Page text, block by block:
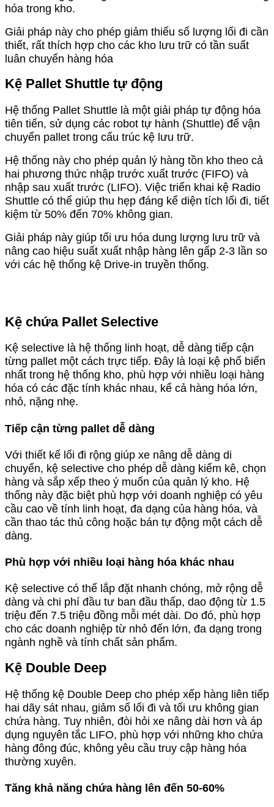
hóa trong kho.
Giải pháp này cho phép giảm thiểu số lượng lối đi cần
thiết, rất thích hợp cho các kho lưu trữ có tần suất
luân chuyển hàng hóa
Kệ Pallet Shuttle tự động
Hệ thống Pallet Shuttle là một giải pháp tự động hóa
tiên tiến, sử dụng các robot tự hành (Shuttle) để vận
chuyển pallet trong cấu trúc kệ lưu trữ.
Hệ thống này cho phép quản lý hàng tồn kho theo cả
hai phương thức nhập trước xuất trước (FIFO) và
nhập sau xuất trước (LIFO). Việc triển khai kệ Radio
Shuttle có thể giúp thu hẹp đáng kể diện tích lối đi, tiết
kiệm từ 50% đến 70% không gian.
Giải pháp này giúp tối ưu hóa dung lượng lưu trữ và
nâng cao hiệu suất xuất nhập hàng lên gấp 2-3 lần so
với các hệ thống kệ Drive-in truyền thống.
Kệ chứa Pallet Selective
Kệ selective là hệ thống linh hoạt, dễ dàng tiếp cận
từng pallet một cách trực tiếp. Đây là loại kệ phổ biến
nhất trong hệ thống kho, phù hợp với nhiều loại hàng
hóa có các đặc tính khác nhau, kể cả hàng hóa lớn,
nhỏ, nặng nhẹ.
Tiếp cận từng pallet dễ dàng
Với thiết kế lối đi rộng giúp xe nâng dễ dàng di
chuyển, kệ selective cho phép dễ dàng kiểm kê, chọn
hàng và sắp xếp theo ý muốn của quản lý kho. Hệ
thống này đặc biệt phù hợp với doanh nghiệp có yêu
cầu cao về tính linh hoạt, đa dạng của hàng hóa, và
cần thao tác thủ công hoặc bán tự động một cách dễ
dàng.
Phù hợp với nhiều loại hàng hóa khác nhau
Kệ selective có thể lắp đặt nhanh chóng, mở rộng dễ
dàng và chi phí đầu tư ban đầu thấp, dao động từ 1.5
triệu đến 7.5 triệu đồng mỗi mét dài. Do đó, phù hợp
cho các doanh nghiệp từ nhỏ đến lớn, đa dạng trong
ngành nghề và tính chất sản phẩm.
Kệ Double Deep
Hệ thống kệ Double Deep cho phép xếp hàng liên tiếp
hai dãy sát nhau, giảm số lối đi và tối ưu không gian
chứa hàng. Tuy nhiên, đòi hỏi xe nâng dài hơn và áp
dụng nguyên tắc LIFO, phù hợp với những kho chứa
hàng đông đúc, không yêu cầu truy cập hàng hóa
thường xuyên.
Tăng khả năng chứa hàng lên đến 50-60%